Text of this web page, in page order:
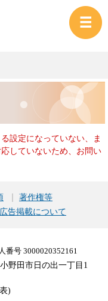
設定になっていない、ま
していないため、お問い
著作権等
広告掲載について
番号 3000020352161
野田市日の出一丁目1
)